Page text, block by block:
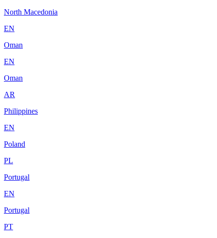
North Macedonia
EN
Oman
EN
Oman
AR
Philippines
EN
Poland
PL
Portugal
EN
Portugal
PT